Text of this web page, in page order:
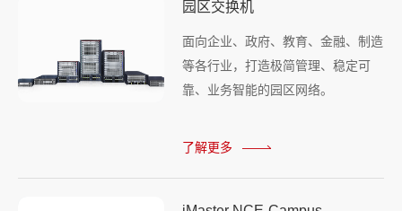
园区交换机
面向企业、政府、教育、金融、制造
等各行业，打造极简管理、稳定可
靠、业务智能的园区网络。
了解更多